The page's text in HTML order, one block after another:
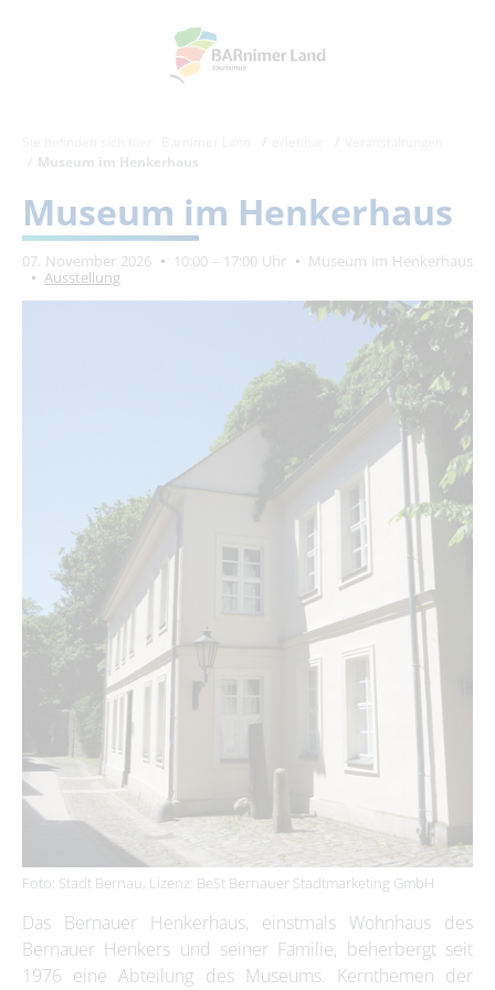
Museum im Henkerhaus
Museum im Henkerhaus
07. November 2026 10:00 – 17:00 Uhr
Museum im Henkerhaus
Ausstellung
Foto: Stadt Bernau, Lizenz: BeSt Bernauer Stadtmarketing GmbH
Das Bernauer Henkerhaus, einstmals Wohnhaus des
Bernauer Henkers und seiner Familie, beherbergt seit
1976 eine Abteilung des Museums. Kernthemen der